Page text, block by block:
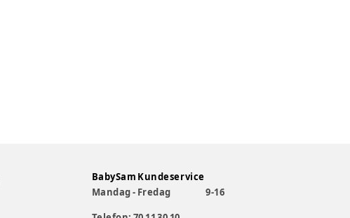
BabySam Kundeservice
Mandag - Fredag
9-16